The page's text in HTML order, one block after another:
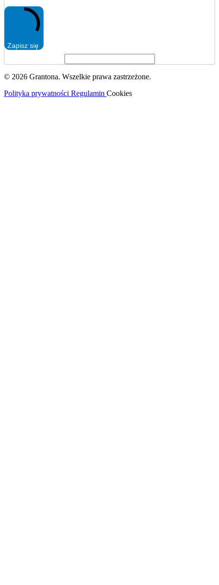
Zapisz się
© 2026 Grantona. Wszelkie prawa zastrzeżone.
Polityka prywatności Regulamin Cookies